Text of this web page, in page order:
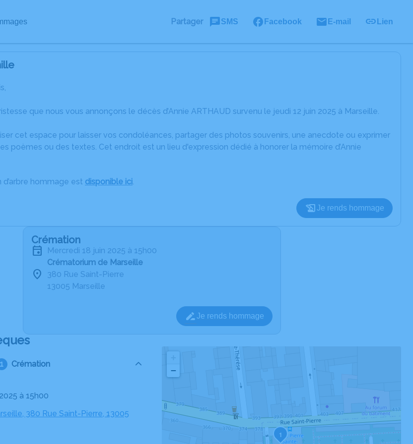
Partager SMS Facebook E-mail Lien
que nous vous annonçons le décès d’Annie ARTHAUD survenu le jeudi 12 juin 2025 à Marseille.
cet espace pour laisser vos condoléances, partager des photos souvenirs, une anecdote ou exprimer
poèmes ou des textes. Cet endroit est un lieu d'expression dédié à honorer la mémoire d’Annie
hommage est disponible ici.
Je rends hommage
Crémation
mercredi 18 juin 2025 à 15h00
Crématorium de Marseille
380 Rue Saint-Pierre
13005 Marseille
Je rends hommage
Crémation
à 15h00
380 Rue Saint-Pierre, 13005
1
−